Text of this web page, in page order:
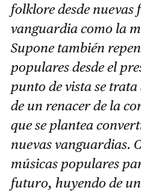
folklore desde nuevas
vanguardia como la
Supone también
populares desde el
punto de vista se
de un renacer de la
que se plantea
nuevas vanguardias.
músicas populares
futuro, huyendo de